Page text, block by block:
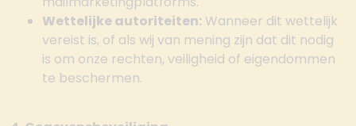
Wettelijke autoriteiten: Wanneer dit wettelijk
vereist is, of als wij van mening zijn dat dit nodig
is om onze rechten, veiligheid of eigendommen
te beschermen.